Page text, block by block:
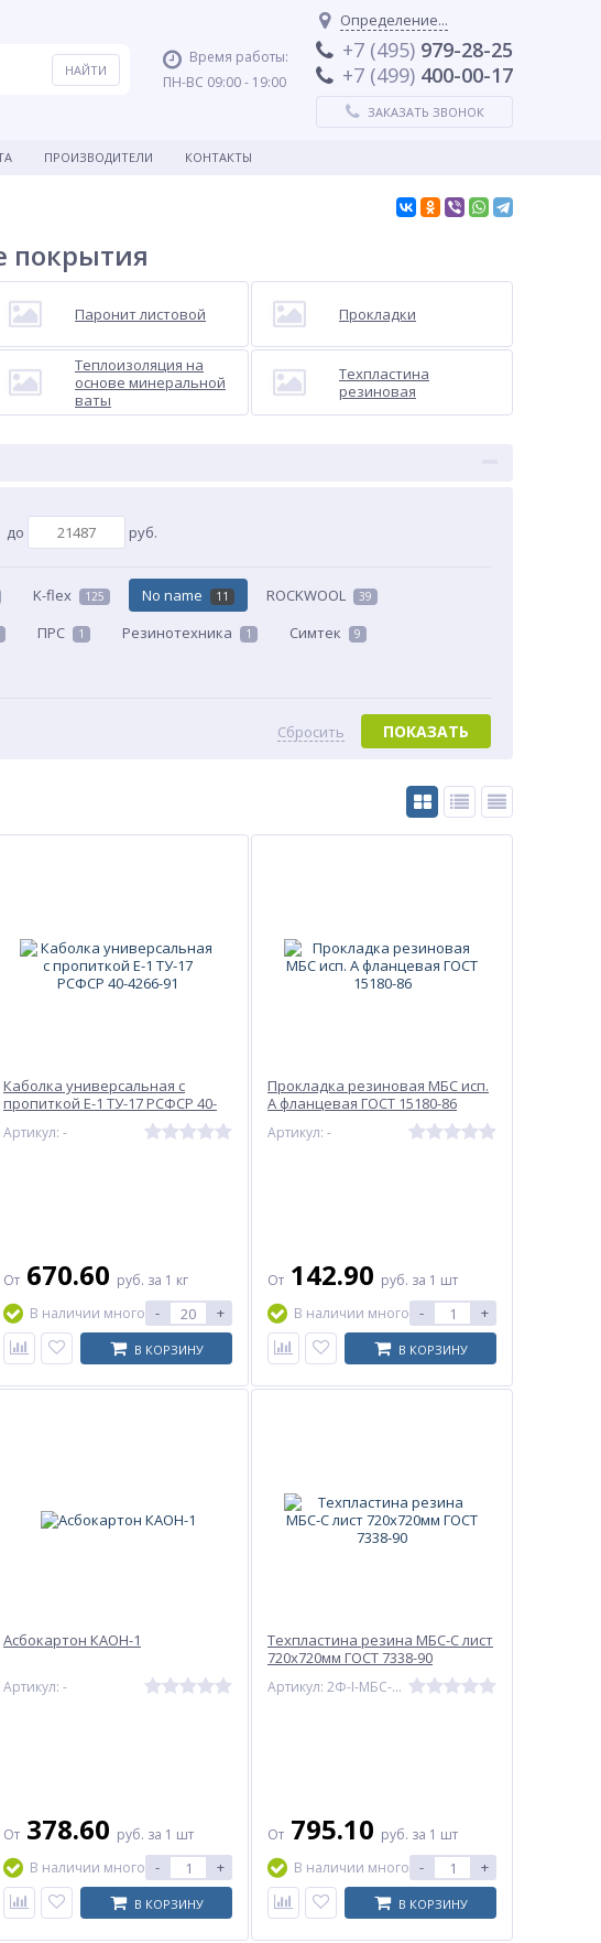
Время работы:
ПН-ВС 09:00 - 19:00
Определение...
+7 (495) 979-28-25
+7 (499) 400-00-17
ЗАКАЗАТЬ ЗВОНОК
ПРОИЗВОДИТЕЛИ КОНТАКТЫ
покрытия
Паронит листовой Прокладки
Теплоизоляция на
основе минеральной
ваты
Техпластина
резиновая
до руб.
K-flex 125 No name 11 ROCKWOOL 39
ПРС 1 Резинотехника 1 Симтек 9
ПОКАЗАТЬ
Сбросить
Каболка универсальная с
пропиткой Е-1 ТУ-17 РСФСР 40-
Артикул: -
От 670.60 руб. за 1 кг
В наличии много - +
В КОРЗИНУ
Прокладка резиновая МБС исп.
А фланцевая ГОСТ 15180-86
Артикул: -
От 142.90 руб. за 1 шт
В наличии много - +
В КОРЗИНУ
Асбокартон КАОН-1
Артикул: -
От 378.60 руб. за 1 шт
В наличии много - +
В КОРЗИНУ
Техпластина резина МБС-С лист
720х720мм ГОСТ 7338-90
Артикул: 2Ф-I-МБС-С-4
От 795.10 руб. за 1 шт
В наличии много - +
В КОРЗИНУ